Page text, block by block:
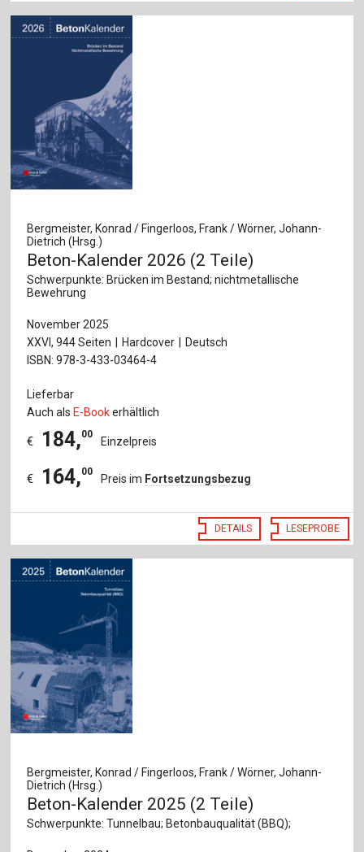
Bergmeister, Konrad / Fingerloos, Frank / Wörner, Johann-
Dietrich (Hrsg.)
Beton-Kalender 2026 (2 Teile)
Schwerpunkte: Brücken im Bestand; nichtmetallische
Bewehrung
November 2025
XXVI, 944 Seiten
Hardcover
Deutsch
ISBN: 978-3-433-03464-4
Lieferbar
Auch als E-Bookerhältlich
€ 184,00
Einzelpreis
€ 164,00
Preis im Fortsetzungsbezug
DETAILS LESEPROBE
Bergmeister, Konrad / Fingerloos, Frank / Wörner, Johann-
Dietrich (Hrsg.)
Beton-Kalender 2025 (2 Teile)
Schwerpunkte: Tunnelbau; Betonbauqualität (BBQ);